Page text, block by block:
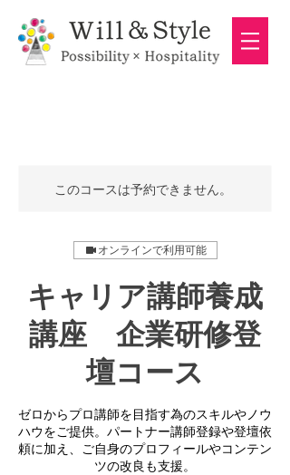
このコースは予約できません。
オンラインで利用可能
キャリア講師養成
講座 企業研修登
壇コース
ゼロからプロ講師を目指す為のスキルやノウ
ハウをご提供。パートナー講師登録や登壇依
頼に加え、ご自身のプロフィールやコンテン
ツの改良も支援。